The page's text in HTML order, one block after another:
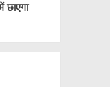
छाएगा